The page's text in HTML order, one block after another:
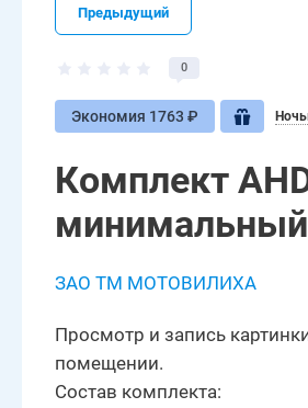
Предыдущий
0
Экономия 1763 ₽
Комплект
минимальный
ЗАО ТМ МОТОВИЛИХА
Просмотр и запись
помещении.
Состав комплекта: